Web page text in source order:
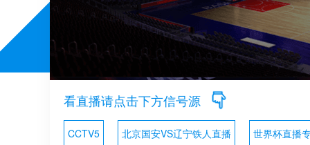
看直播请点击下方信号源
CCTV5 北京国安VS辽宁铁人直播 世界杯直播